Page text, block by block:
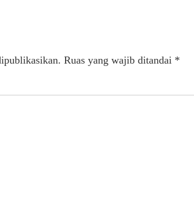
Ruas yang wajib ditandai *